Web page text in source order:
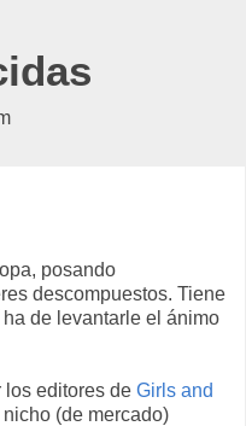
posando
descompuestos. Tiene
de levantarle el ánimo
los editores de Girls and
(de mercado)